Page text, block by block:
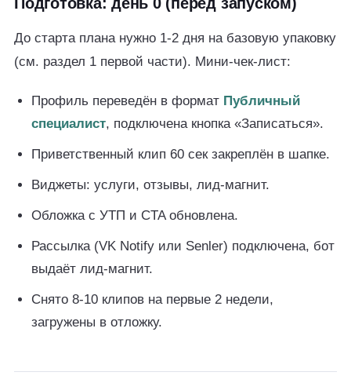
До старта плана нужно 1-2 дня на базовую упаковку
(см. раздел 1 первой части). Мини-чек-лист:
Профиль переведён в формат Публичный
специалист, подключена кнопка «Записаться».
Приветственный клип 60 сек закреплён в шапке.
Виджеты: услуги, отзывы, лид-магнит.
Обложка с УТП и CTA обновлена.
Рассылка (VK Notify или Senler) подключена, бот
выдаёт лид-магнит.
Снято 8-10 клипов на первые 2 недели,
загружены в отложку.